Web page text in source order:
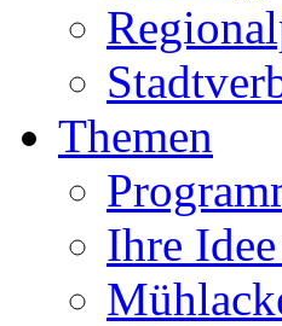
Themen
Ihre